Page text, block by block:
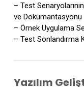
– Test
ve Dokümantasyonu
– Örnek Uygulama
– Test Sonlandırma
Yazılım